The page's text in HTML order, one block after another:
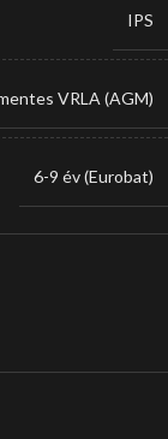
IPS
VRLA (AGM)
6-9 év (Eurobat)